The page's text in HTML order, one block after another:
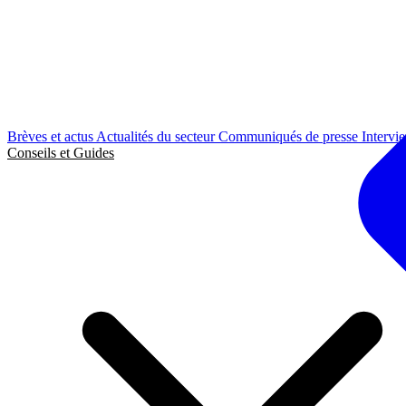
Brèves et actus Actualités du secteurCommuniqués de presse
Conseils et Guides